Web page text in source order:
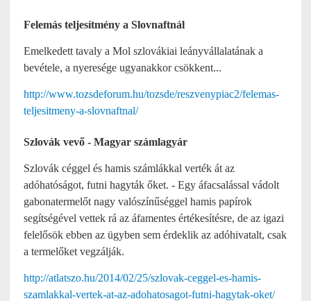
Felemás teljesítmény a Slovnaftnál
Emelkedett tavaly a Mol szlovákiai leányvállalatának a
bevétele, a nyeresége ugyanakkor csökkent...
http://www.tozsdeforum.hu/tozsde/reszvenypiac2/felemas-
teljesitmeny-a-slovnaftnal/
Szlovák vevő - Magyar számlagyár
Szlovák céggel és hamis számlákkal verték át az
adóhatóságot, futni hagyták őket. - Egy áfacsalással vádolt
gabonatermelőt nagy valószínűséggel hamis papírok
segítségével vettek rá az áfamentes értékesítésre, de az igazi
felelősök ebben az ügyben sem érdeklik az adóhivatalt, csak
a termelőket vegzálják.
http://atlatszo.hu/2014/02/25/szlovak-ceggel-es-hamis-
szamlakkal-vertek-at-az-adohatosagot-futni-hagytak-oket/